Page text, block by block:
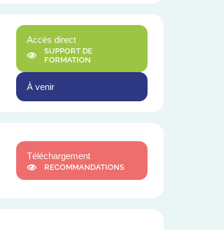
Accès direct
SUPPORT DE
FORMATION
À venir
Téléchargement
RECOMMANDATIONS